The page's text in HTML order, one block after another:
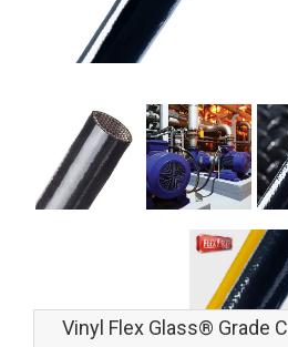
Vinyl Flex Glass® Grade C